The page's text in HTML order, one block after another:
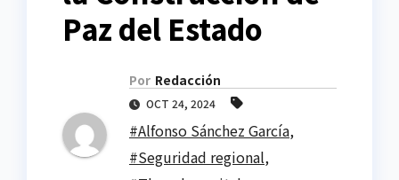
Paz del Estado
Por Redacción
OCT 24, 2024
#Alfonso Sánchez García,
#Seguridad regional,